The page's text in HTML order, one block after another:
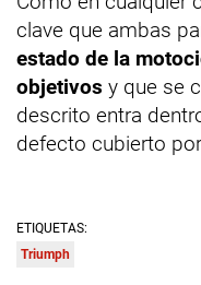
clave que ambas
estado de la
objetivos y que se
descrito entra
defecto cubierto
ETIQUETAS:
Triumph